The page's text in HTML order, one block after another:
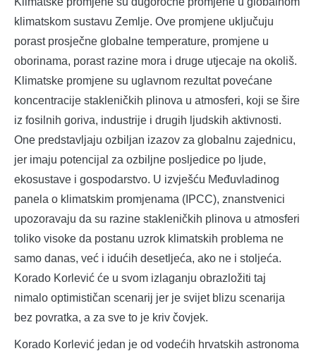
klimatskom sustavu Zemlje. Ove promjene uključuju
porast prosječne globalne temperature, promjene u
oborinama, porast razine mora i druge utjecaje na okoliš.
Klimatske promjene su uglavnom rezultat povećane
koncentracije stakleničkih plinova u atmosferi, koji se šire
iz fosilnih goriva, industrije i drugih ljudskih aktivnosti.
One predstavljaju ozbiljan izazov za globalnu zajednicu,
jer imaju potencijal za ozbiljne posljedice po ljude,
ekosustave i gospodarstvo. U izvješću Međuvladinog
panela o klimatskim promjenama (IPCC), znanstvenici
upozoravaju da su razine stakleničkih plinova u atmosferi
toliko visoke da postanu uzrok klimatskih problema ne
samo danas, već i idućih desetljeća, ako ne i stoljeća.
Korado Korlević će u svom izlaganju obrazložiti taj
nimalo optimističan scenarij jer je svijet blizu scenarija
bez povratka, a za sve to je kriv čovjek.
Korado Korlević jedan je od vodećih hrvatskih astronoma